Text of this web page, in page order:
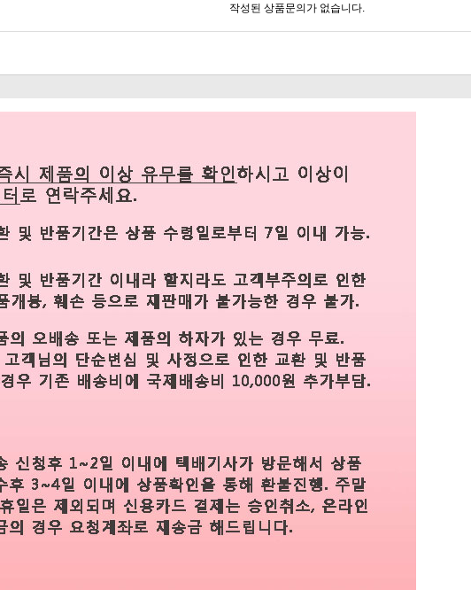
작성된 상품문의가 없습니다.